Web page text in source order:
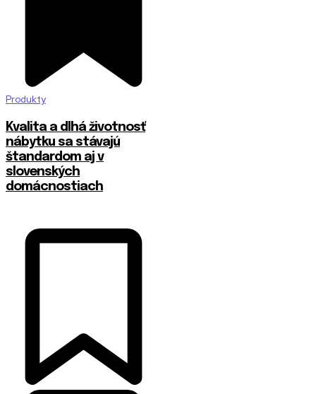
Produkty
​Kvalita a dlhá životnosť
nábytku sa stávajú
štandardom aj v
slovenských
domácnostiach